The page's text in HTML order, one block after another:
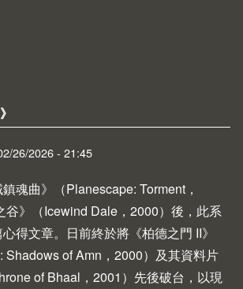
26/2026 - 21:45
魂曲》（Planescape: Torment ，
谷》（Icewind Dale ，2000）後，此系
得文章。日前終於將《柏德之門 II》
Shadows of Amn，2000）及其資料片
of Bhaal，2001）先後破台，以現